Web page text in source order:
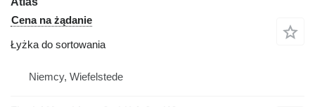
Cena na żądanie
Łyżka do sortowania
Niemcy, Wiefelstede